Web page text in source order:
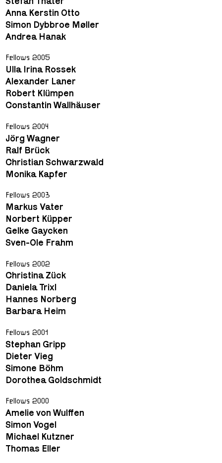
Anna Kerstin Otto
Simon Dybbroe Møller
Andrea Hanak
Fellows 2005
Ulla Irina Rossek
Alexander Laner
Robert Klümpen
Constantin Wallhäuser
Fellows 2004
Jörg Wagner
Ralf Brück
Christian Schwarzwald
Monika Kapfer
Fellows 2003
Markus Vater
Norbert Küpper
Gelke Gaycken
Sven-Ole Frahm
Fellows 2002
Christina Zück
Daniela Trixl
Hannes Norberg
Barbara Heim
Fellows 2001
Stephan Gripp
Dieter Vieg
Simone Böhm
Dorothea Goldschmidt
Fellows 2000
Amelie von Wulffen
Simon Vogel
Michael Kutzner
Thomas Eller